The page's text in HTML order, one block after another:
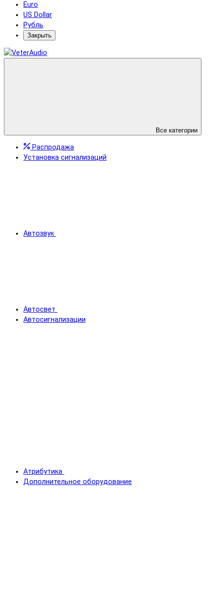
Euro
US Dollar
Рубль
Закрыть
Все категории
Распродажа
Установка сигнализаций
Автозвук
Автосвет
Автосигнализации
Атрибутика
Дополнительное оборудование